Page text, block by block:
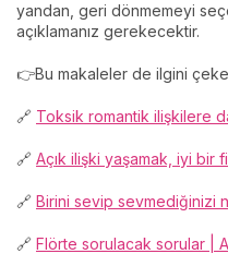
yandan, geri dönmemeyi
açıklamanız gerekecektir.
👉Bu makaleler de ilgini
🔗 Toksik romantik ilişkilere
🔗 Açık ilişki yaşamak, iyi bir
🔗 Birini sevip sevmediğinizi
🔗 Flörte sorulacak sorular |